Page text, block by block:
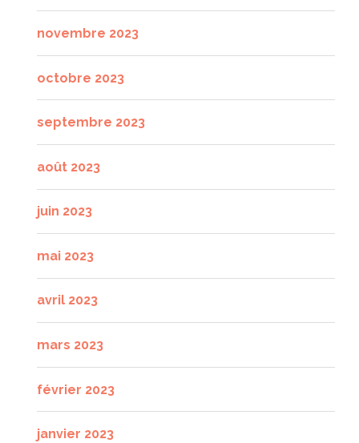
novembre 2023
octobre 2023
septembre 2023
août 2023
juin 2023
mai 2023
avril 2023
mars 2023
février 2023
janvier 2023